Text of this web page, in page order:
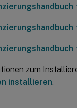
zum
installieren.